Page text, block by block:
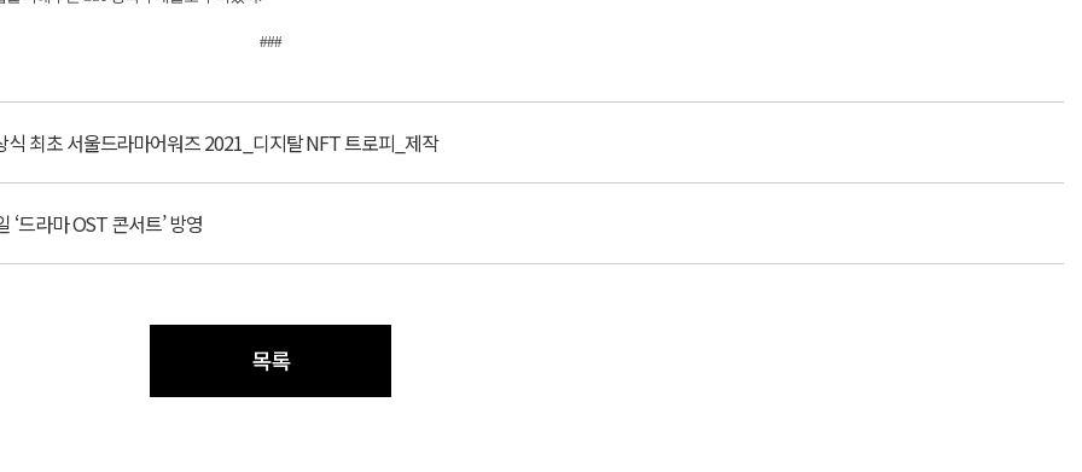
###
최초 서울드라마어워즈 2021_디지탈 NFT 트로피_제작
드라마 OST 콘서트’ 방영
목록